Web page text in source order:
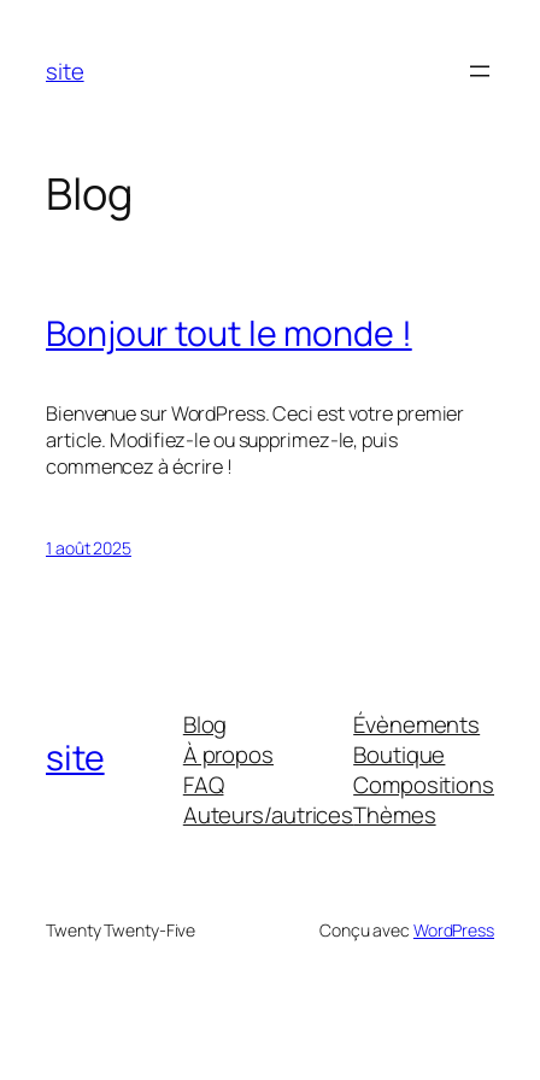
contenu
site
Blog
Bonjour tout le monde !
Bienvenue sur WordPress. Ceci est votre premier
article. Modifiez-le ou supprimez-le, puis
commencez à écrire !
1 août 2025
site
Blog
À propos
FAQ
Auteurs/autrices
Évènements
Boutique
Compositions
Thèmes
Twenty Twenty-Five Conçu avec WordPress